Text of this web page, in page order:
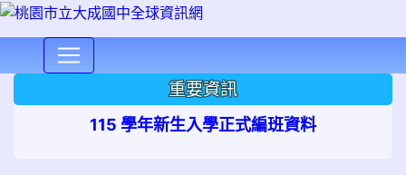
重要資訊
115 學年新生入學正式編班資料